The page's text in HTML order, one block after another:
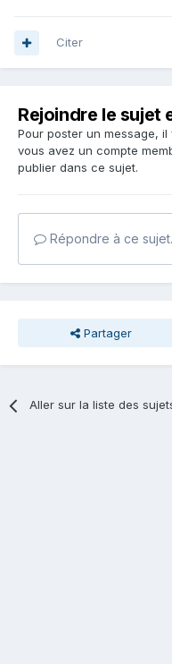
Citer
Rejoindre le sujet
Pour poster un message,
vous avez un compte
publier dans ce sujet.
Répondre à ce
Partager
Aller sur la liste des